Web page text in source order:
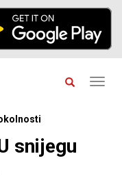
snijegu